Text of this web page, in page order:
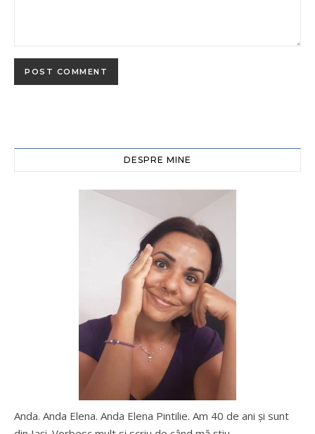
DESPRE MINE
Anda. Anda Elena. Anda Elena Pintilie. Am 40 de ani şi sunt